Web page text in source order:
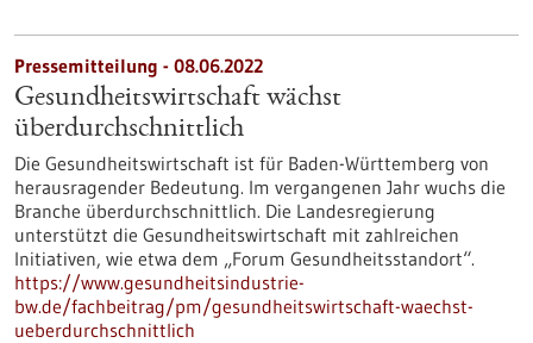
Pressemitteilung - 08.06.2022
Gesundheitswirtschaft wächst
überdurchschnittlich
Die Gesundheitswirtschaft ist für Baden-Württemberg von
herausragender Bedeutung. Im vergangenen Jahr wuchs die
Branche überdurchschnittlich. Die Landesregierung
unterstützt die Gesundheitswirtschaft mit zahlreichen
Initiativen, wie etwa dem „Forum Gesundheitsstandort“.
https://www.gesundheitsindustrie-
bw.de/fachbeitrag/pm/gesundheitswirtschaft-waechst-
ueberdurchschnittlich